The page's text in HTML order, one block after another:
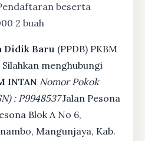
beserta
2 buah
Didik Baru (PPDB) PKBM
menghubungi
INTAN Nomor Pokok
: P9948537Jalan Pesona
Blok A No 6,
Mangunjaya, Kab.